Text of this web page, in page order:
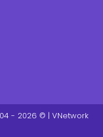
- 2026 © | VNetwork